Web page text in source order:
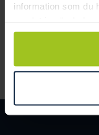
information som du
samhälle och